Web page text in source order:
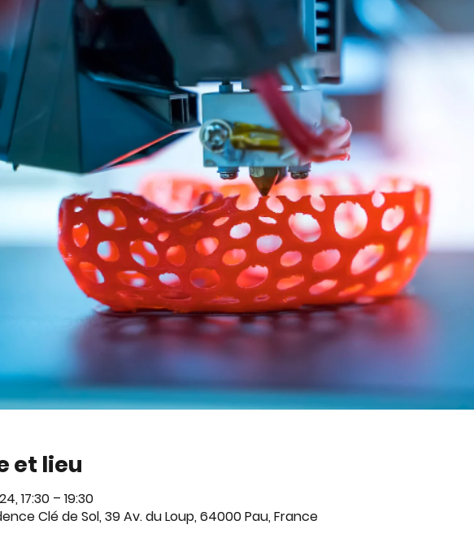
et lieu
17:30 – 19:30
Clé de Sol, 39 Av. du Loup, 64000 Pau, France